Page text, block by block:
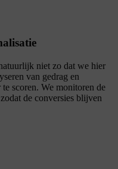
niet zo dat we hier
van gedrag en
scoren. We monitoren de
de conversies blijven